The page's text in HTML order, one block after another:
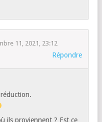
11, 2021, 23:12
Répondre
ils proviennent ? Est ce